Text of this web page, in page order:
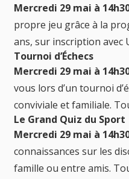
Mercredi 29 mai à
propre jeu grâce à la
ans, sur inscription avec
Tournoi d’Échecs
Mercredi 29 mai à
vous lors d’un tournoi
conviviale et familiale.
Le Grand Quiz du Sport
Mercredi 29 mai à
connaissances sur les
famille ou entre amis.